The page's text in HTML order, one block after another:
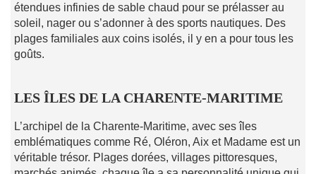
étendues infinies de sable chaud pour se prélasser au
soleil, nager ou s’adonner à des sports nautiques. Des
plages familiales aux coins isolés, il y en a pour tous les
goûts.
LES ÎLES DE LA CHARENTE-MARITIME
L’archipel de la Charente-Maritime, avec ses îles
emblématiques comme Ré, Oléron, Aix et Madame est un
véritable trésor. Plages dorées, villages pittoresques,